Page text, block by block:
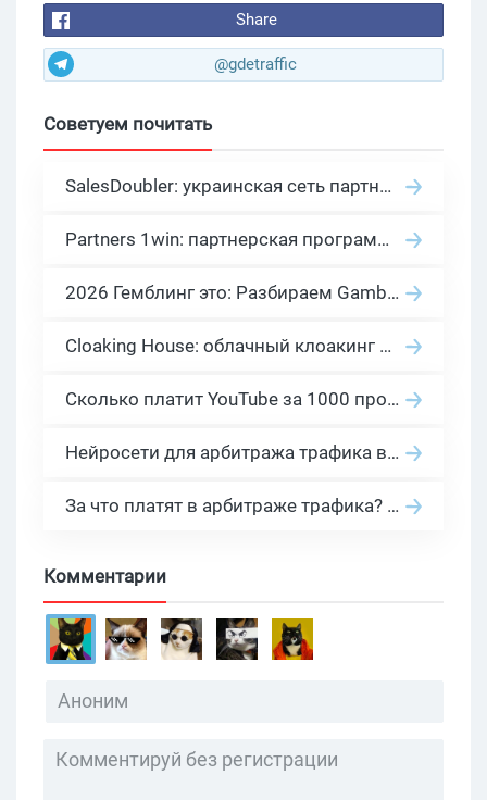
Share
@gdetraffic
Советуем почитать
SalesDoubler: украинская сеть партнерских программ с оплатой за действие
Partners 1win: партнерская программа казино в нише гемблинг арбитраж
2026 Гемблинг это: Разбираем Gambling вертикаль, и все что связано с гемблинг и беттинг офферами
Cloaking House: облачный клоакинг для фильтрации ботов FB и Google Ads — гайд PHP-интеграции 2026
Сколько платит YouTube за 1000 просмотров в 2026: реальные цифры от 0.5 до 36 USD по ГЕО
Нейросети для арбитража трафика в 2026: инструменты, кейсы и AI-медиабайеры
За что платят в арбитраже трафика? 30 моделей оплаты в бурж и СНГ партнерках
Комментарии